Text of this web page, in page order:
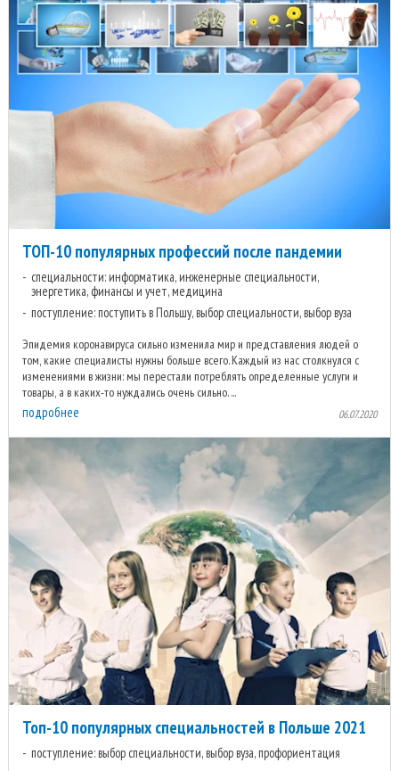
ТОП-10 популярных профессий после пандемии
специальности: информатика, инженерные специальности,
энергетика, финансы и учет, медицина
поступление: поступить в Польшу, выбор специальности, выбор вуза
Эпидемия коронавируса сильно изменила мир и представления людей о
том, какие специалисты нужны больше всего. Каждый из нас столкнулся с
изменениями в жизни: мы перестали потреблять определенные услуги и
товары, а в каких-то нуждались очень сильно. ...
подробнее 06.07.2020
Топ-10 популярных специальностей в Польше 2021
поступление: выбор специальности, выбор вуза, профориентация